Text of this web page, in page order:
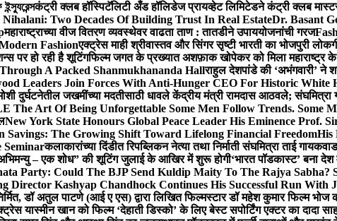
कंट्री क्लब हॉस्पिटॅलिटी अँड हॉलिडेज प्रायव्हेट लिमिटेडने कंट्री क्लब
Two Decades Of Building Trust In Real EstateDr. Basant
महाराष्ट्राच्या वीज वितरण व्यवस्थेवर वाढता ताण : तातडीने उपाययोजनांची गरज
Fashionएक्ट्रेस माही श्रीवास्तव और सिंगर सृष्टी भारती का भोजपुरी
पर हो रही है शूटिंगफिल्म जगत के प्रख्यात अशफ़ाक खोपेकर को मिला महाराष्ट्र के
A Packed Shanmukhananda Hallराहुल देशपांडे की ‘अभंगवारी’ ने
Leaders Join Forces With Anti-Hunger CEO For Historic White
दुर्घटनेतील जखमींच्या मदतीसाठी धावले केंद्रीय मंत्री रामदास आठवले;
Art Of Being Unforgettable Some Men Follow Trends. Some
New York State Honours Global Peace Leader His Eminence
The Growing Shift Toward Lifelong Financial FreedomHis
Seminarकलाकारांच्या दिंडीत रिपब्लिकन नेत्या तथा निर्माती संघमित्रा ताई
– एक शोध” की शूटिंग जुलाई के आखिर में शुरू होगी‘भारत पॉडकास्ट’ बना
Party: Could The BJP Send Kuldip Maity To The Rajya Sabha?
Director Kashyap Chandhock Continues His Successful Run With
डॉ अतुल पाटणे (आई ए एस) द्वारा लिखित फिल्मस्टार डॉ महेश कुमार फिल्म
यास्मीन खान को फिल्म ‘देहाती डिस्को’ के लिए बेस्ट सपोर्टिंग एक्टर का दादा